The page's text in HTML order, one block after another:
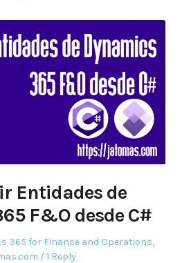
Entidades de
F&O desde C#
365 for Finance and Operations,
1 Reply